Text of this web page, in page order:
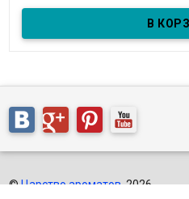
©Царство ароматов, 2026